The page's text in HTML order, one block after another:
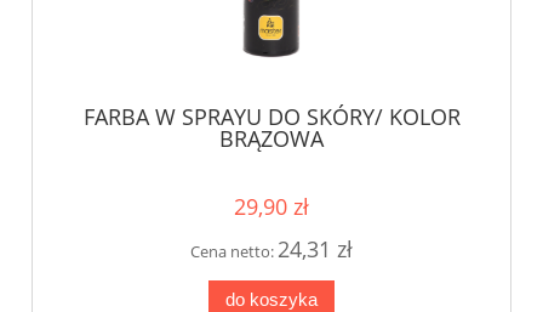
FARBA W SPRAYU DO SKÓRY/ KOLOR
BRĄZOWA
29,90 zł
Cena netto: 24,31 zł
do koszyka